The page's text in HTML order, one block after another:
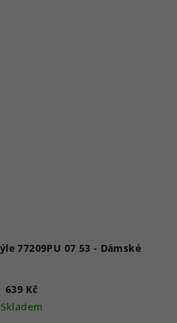
Comma sluneční brýle 77209PU 07 53 - Dámské
639 Kč
Skladem